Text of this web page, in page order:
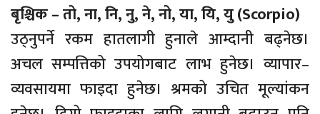
बृश्चिक – तो, ना, नि, नु, ने, नो, या, यि, यु (Scorpio)
उठ्नुपर्ने रकम हातलागी हुनाले आम्दानी बढ्नेछ।
अचल सम्पत्तिको उपयोगबाट लाभ हुनेछ। व्यापार–
व्यवसायमा फाइदा हुनेछ। श्रमको उचित मूल्यांकन